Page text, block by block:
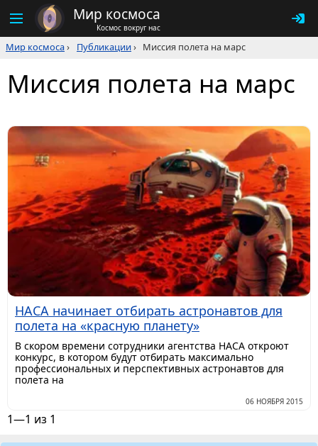
Мир космоса
Космос вокруг нас
Мир космоса› Публикации› Миссия полета на марс
Миссия полета на марс
НАСА начинает отбирать астронавтов для
полета на «красную планету»
В скором времени сотрудники агентства НАСА откроют
конкурс, в котором будут отбирать максимально
профессиональных и перспективных астронавтов для
полета на
06 НОЯБРЯ 2015
1—1 из 1